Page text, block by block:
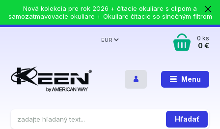
Nová kolekcia pre rok 2026 + čítacie okuliare s clipom a
samozatmavovacie okuliare + Okuliare čítacie so slnečným filtrom
Menu
EUR
Hľadať
0ks
0 €